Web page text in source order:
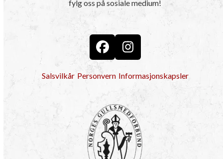
fylg oss på sosiale medium!
FacebookInstagram
Salsvilkår Personvern Informasjonskapsler